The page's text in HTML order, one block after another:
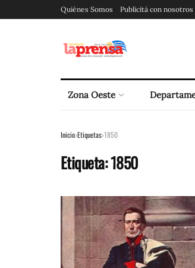
Quiénes Somos Publicitá con nosotros
Zona Oeste
Inicio Etiquetas 1850
Etiqueta:1850